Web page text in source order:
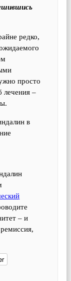
редко,
просто
лечения –
в
– и